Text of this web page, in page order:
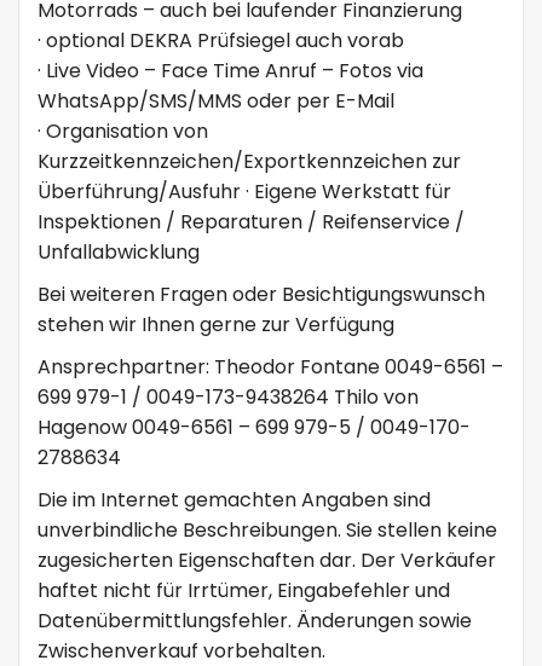
Motorrads – auch bei laufender Finanzierung
· optional DEKRA Prüfsiegel auch vorab
· Live Video – Face Time Anruf – Fotos via
WhatsApp/SMS/MMS oder per E-Mail
· Organisation von
Kurzzeitkennzeichen/Exportkennzeichen zur
Überführung/Ausfuhr · Eigene Werkstatt für
Inspektionen / Reparaturen / Reifenservice /
Unfallabwicklung
Bei weiteren Fragen oder Besichtigungswunsch
stehen wir Ihnen gerne zur Verfügung
Ansprechpartner: Theodor Fontane 0049-6561 –
699 979-1 / 0049-173-9438264 Thilo von
Hagenow 0049-6561 – 699 979-5 / 0049-170-
2788634
Die im Internet gemachten Angaben sind
unverbindliche Beschreibungen. Sie stellen keine
zugesicherten Eigenschaften dar. Der Verkäufer
haftet nicht für Irrtümer, Eingabefehler und
Datenübermittlungsfehler. Änderungen sowie
Zwischenverkauf vorbehalten.